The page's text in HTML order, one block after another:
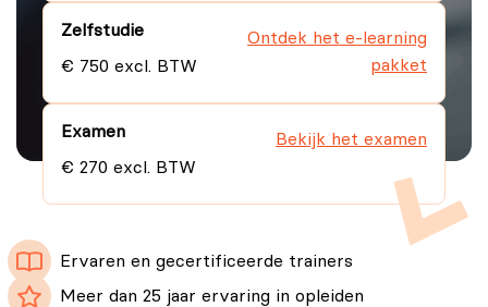
Zelfstudie
€ 750 excl. BTW
Ontdek het e-learning
pakket
Examen
€ 270 excl. BTW
Bekijk het examen
Ervaren en gecertificeerde trainers
Meer dan 25 jaar ervaring in opleiden